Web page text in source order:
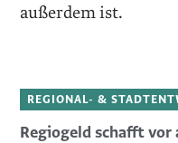
außerdem ist.
REGIONAL- &
Regiogeld schafft